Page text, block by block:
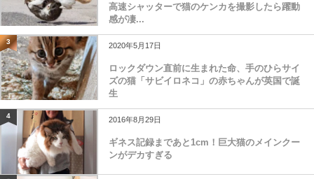
高速シャッターで猫のケンカを撮影したら躍動
感が凄...
3 2020年5月17日
ロックダウン直前に生まれた命、手のひらサイ
ズの猫「サビイロネコ」の赤ちゃんが英国で誕
生
4 2016年8月29日
ギネス記録まであと1cm！巨大猫のメインクー
ンがデカすぎる